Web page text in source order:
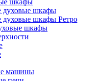
шкафы
духовые шкафы
духовые шкафы Ретро
шкафы
машины